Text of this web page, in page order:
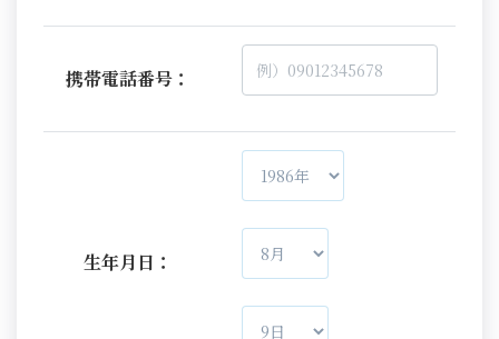
携帯電話番号：
生年月日：